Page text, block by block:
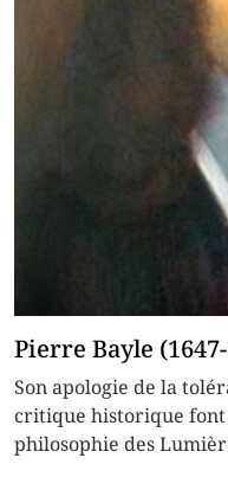
Pierre Bayle
Son apologie de la
critique historique
philosophie des